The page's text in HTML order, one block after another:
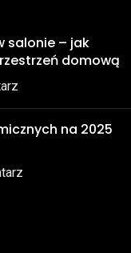
salonie – jak
domową
na 2025